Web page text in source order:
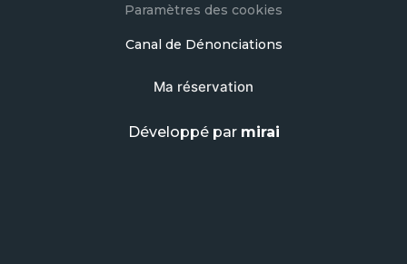
Paramètres des cookies
Canal de Dénonciations
Ma réservation
Développé par mirai